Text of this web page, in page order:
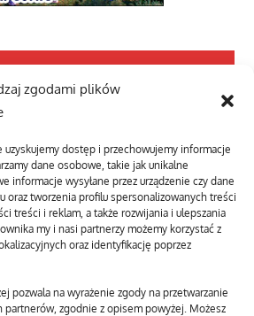
zgodami plików
uzyskujemy dostęp i przechowujemy informacje
dane osobowe, takie jak unikalne
informacje wysyłane przez urządzenie czy dane
oraz tworzenia profilu spersonalizowanych treści
treści i reklam, a także rozwijania i ulepszania
my i nasi partnerzy możemy korzystać z
oraz identyfikację poprzez
pozwala na wyrażenie zgody na przetwarzanie
partnerów, zgodnie z opisem powyżej. Możesz
„Poezji Czynnej” im. Edwarda
„Poezji Czynnej” im. Edwarda
to projekt artystyczny przeznaczony
tętniąca życiem wieś, dziś miejsce
2020